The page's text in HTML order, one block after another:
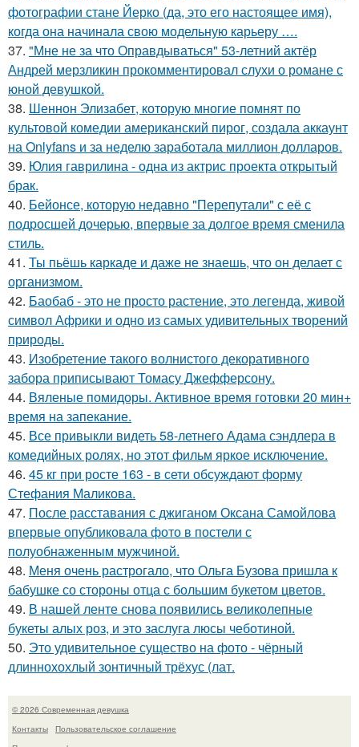
фотографии стане Йерко (да, это его настоящее имя),
когда она начинала свою модельную карьеру ….
37. "Мне не за что Оправдываться" 53-летний актёр
Андрей мерзликин прокомментировал слухи о романе с
юной девушкой.
38. Шеннон Элизабет, которую многие помнят по
культовой комедии американский пирог, создала аккаунт
на Onlyfans и за неделю заработала миллион долларов.
39. Юлия гаврилина - одна из актрис проекта открытый
брак.
40. Бейонсе, которую недавно "Перепутали" с её с
подросшей дочерью, впервые за долгое время сменила
стиль.
41. Ты пьёшь каркаде и даже не знаешь, что он делает с
организмом.
42. Баобаб - это не просто растение, это легенда, живой
символ Африки и одно из самых удивительных творений
природы.
43. Изобретение такого волнистого декоративного
забора приписывают Томасу Джефферсону.
44. Вяленые помидоры. Активное время готовки 20 мин+
время на запекание.
45. Все привыкли видеть 58-летнего Адама сэндлера в
комедийных ролях, но этот фильм яркое исключение.
46. 45 кг при росте 163 - в сети обсуждают форму
Стефания Маликова.
47. После расставания с джиганом Оксана Самойлова
впервые опубликовала фото в постели с
полуобнаженным мужчиной.
48. Меня очень растрогало, что Ольга Бузова пришла к
бабушке со стороны отца с большим букетом цветов.
49. В нашей ленте снова появились великолепные
букеты алых роз, и это заслуга люсы чеботиной.
50. Это удивительное существо на фото - чёрный
длиннохохлый зонтичный трёхус (лат.
© 2026 Современная девушка
Контакты
Пользовательское соглашение